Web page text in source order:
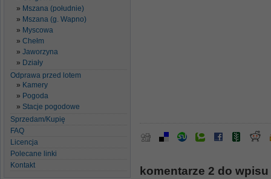
Mszana (południe)
Mszana (g. Wapno)
Myscowa
Chełm
Jaworzyna
Działy
Odprawa przed lotem
Kamery
Pogoda
Stacje pogodowe
Sprzedam/Kupię
FAQ
Licencja
Polecane linki
Kontakt
komentarze 2 do